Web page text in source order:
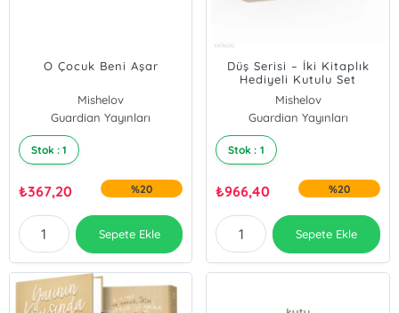
O Çocuk Beni Aşar
Mishelov
Guardian Yayınları
Stok : 1
₺367,20 %20
Sepete Ekle
Düş Serisi – İki Kitaplık
Hediyeli Kutulu Set
Mishelov
Guardian Yayınları
Stok : 1
₺966,40 %20
Sepete Ekle